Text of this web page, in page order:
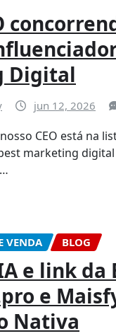
Digital
jun 12, 2026
CEO está na
marketing
VENDA BLOG
e link da
e
Nativa